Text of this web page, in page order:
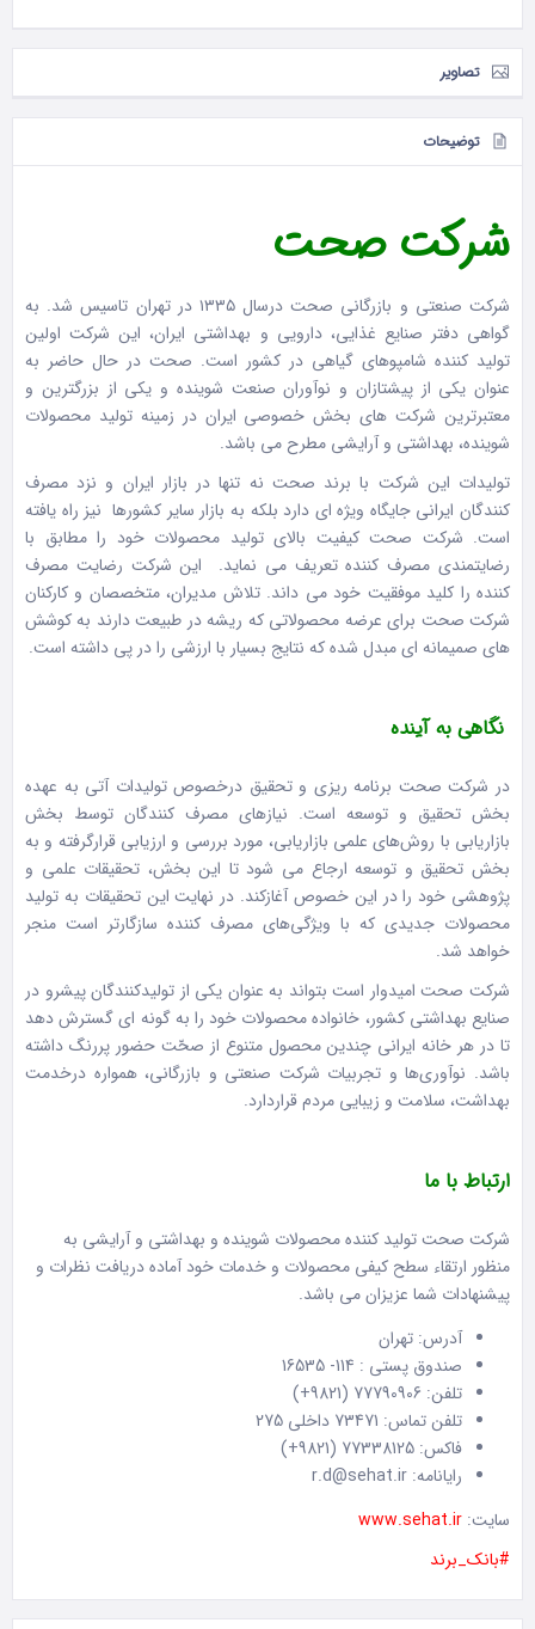
تصاویر
توضیحات
شرکت صحت
شرکت صنعتی و بازرگانی صحت درسال ١٣٣٥ در تهران تاسيس شد. به
گواهی دفتر صنایع غذایی، دارویی و بهداشتی ایران، این شرکت اولین
تولید کننده شامپوهای گیاهی در کشور است. صحت در حال حاضر به
عنوان يكی از پيشتازان و نوآوران صنعت شوينده و يكی از بزرگترين و
معتبرترين شركت های بخش خصوصی ايران در زمينه توليد محصولات
شوينده، بهداشتی و آرايشی مطرح می باشد.
توليدات اين شركت با برند صحت نه تنها در بازار ايران و نزد مصرف
كنندگان ايرانی جايگاه ویژه ای دارد بلکه به بازار سایر کشورها نيز راه يافته
است. شركت صحت كيفيت بالای توليد محصولات خود را مطابق با
رضايتمندی مصرف كننده تعريف می نمايد. این شرکت رضایت مصرف
کننده را كليد موفقيت خود می داند. تلاش مديران، متخصصان و كاركنان
شرکت صحت برای عرضه محصولاتی كه ريشه در طبيعت دارند به كوشش
های صميمانه ای مبدل شده كه نتايج بسيار با ارزشی را در پی داشته است.
نگاهی به آینده
در شرکت صحت برنامه ‌ریزی و تحقیق درخصوص تولیدات آتی به عهده
بخش تحقیق و توسعه است. نیازهای مصرف كنندگان توسط بخش
بازاریابی با روش‌های علمی بازاریابی، مورد بررسی و ارزیابی قرارگرفته و به
بخش تحقیق و توسعه ارجاع می شود تا این بخش، تحقیقات علمی و
پژوهشی خود را در این خصوص آغازكند. در نهایت این تحقیقات به تولید
محصولات جدیدی كه با ویژگی‌های مصرف‌‌ كننده سازگارتر است منجر
خواهد شد.
شرکت صحت امیدوار است بتواند به عنوان یكی از تولیدكنندگان پیشرو در
صنایع بهداشتی كشور، خانواده محصولات خود را به گونه ‌ای گسترش دهد
تا در هر خانه ایرانی چندین محصول متنوع از صحّت حضور پر‌رنگ داشته
باشد. نوآوری‌ها و تجربیات شرکت صنعتی و بازرگانی، همواره درخدمت
بهداشت، سلامت و زیبایی مردم قراردارد.
ارتباط با ما
شرکت صحت تولید کننده محصولات شوینده و بهداشتی و آرایشی به
منظور ارتقاء سطح کیفی محصولات و خدمات خود آماده دریافت نظرات و
پیشنهادات شما عزیزان می باشد.
آدرس: تهران
صندوق پستی : 114- 16535
تلفن: 77790906 (9821+)
تلفن تماس: 73471 داخلی 275
فاکس: 77338125 (9821+)
رایانامه: r.d@sehat.ir
سایت: www.sehat.ir
#بانک_برند